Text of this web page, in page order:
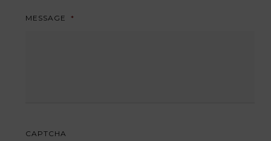
MESSAGE *
CAPTCHA